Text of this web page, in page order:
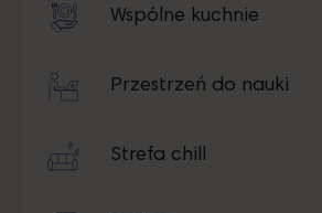
Wspólne kuchnie
Przestrzeń do nauki
Strefa chill